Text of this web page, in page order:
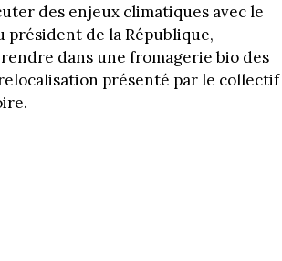
des enjeux climatiques avec le
de la République,
dans une fromagerie bio des
présenté par le collectif